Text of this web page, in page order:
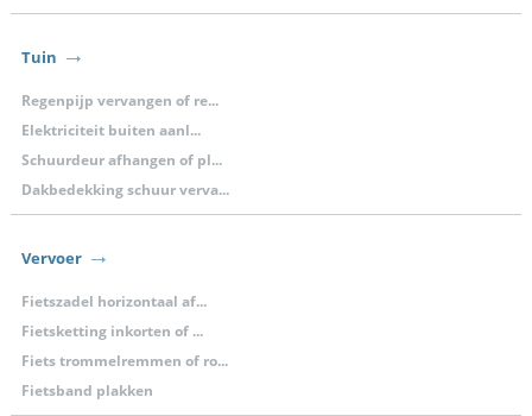
Tuin
Regenpijp vervangen of re...
Elektriciteit buiten aanl...
Schuurdeur afhangen of pl...
Dakbedekking schuur verva...
Vervoer
Fietszadel horizontaal af...
Fietsketting inkorten of ...
Fiets trommelremmen of ro...
Fietsband plakken